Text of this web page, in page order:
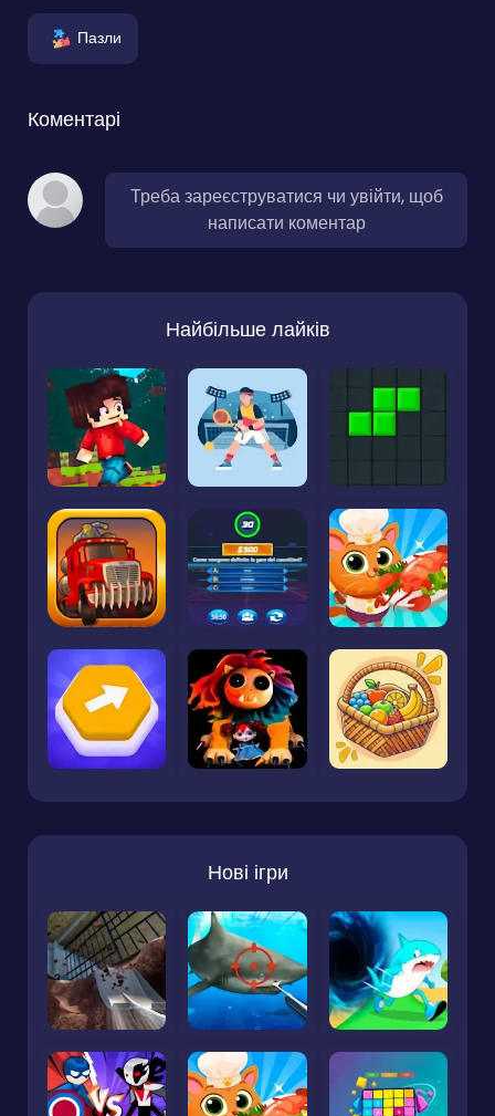
Пазли
Коментарі
Треба зареєструватися чи увійти, щоб
написати коментар
Найбільше лайків
Нові ігри